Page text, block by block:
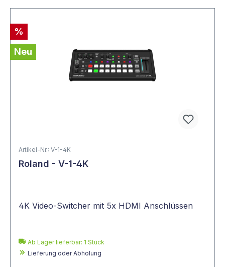
%
Neu
Artikel-Nr.: V-1-4K
Roland - V-1-4K
4K Video-Switcher mit 5x HDMI Anschlüssen
Ab Lager lieferbar: 1 Stück
Lieferung oder Abholung